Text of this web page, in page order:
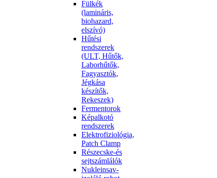
Fülkék
(lamináris,
biohazard,
elszívó)
Hűtési
rendszerek
(ULT, Hűtők,
Laborhűtők,
Fagyasztók,
Jégkása
készítők,
Rekeszek)
Fermentorok
Képalkotó
rendszerek
Elektrofiziológia,
Patch Clamp
Részecske-és
sejtszámlálók
Nukleinsav-